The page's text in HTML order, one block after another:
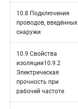
10.8 Подключения
проводов, введённых
снаружи
10.9 Свойства
изоляции10.9.2
Электрическая
прочность при
рабочей частоте